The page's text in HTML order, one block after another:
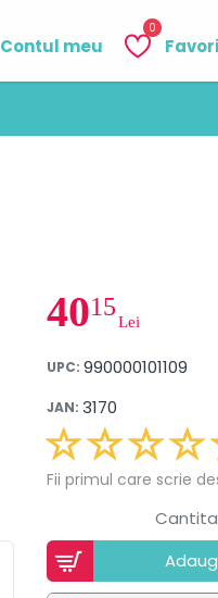
Contul meu
0
4015
Lei
UPC: 990000101109
JAN: 3170
Fii primul care scrie